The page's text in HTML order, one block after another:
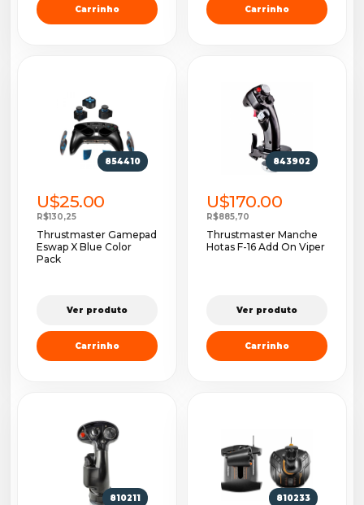
Carrinho Carrinho
854410
U$25.00
R$130,25
Thrustmaster Gamepad
Eswap X Blue Color
Pack
Ver produto
Carrinho
843902
U$170.00
R$885,70
Thrustmaster Manche
Hotas F-16 Add On Viper
Ver produto
Carrinho
810211 810233